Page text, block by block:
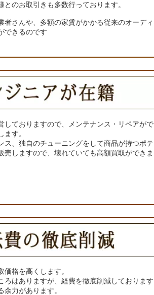
のお取引きも多数行っております。
者さんや、多額の家賃がかかる従来のオーディ
できるのです
しておりますので、メンテナンス・リペアがで
す。
ス、独自のチューニングをして商品が持つポテ
売しますので、壊れていても高額買取ができま
格を高くします。
ろはありますが、経費を徹底削減しております
力があります。